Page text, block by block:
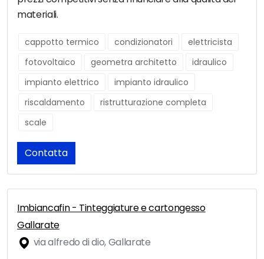
materiali.
cappotto termico condizionatori
elettricista
fotovoltaico
geometra architetto
idraulico
impianto elettrico
impianto idraulico
riscaldamento
ristrutturazione completa
scale
Contatta
Imbiancafin - Tinteggiature e cartongesso
Gallarate
via alfredo di dio, Gallarate